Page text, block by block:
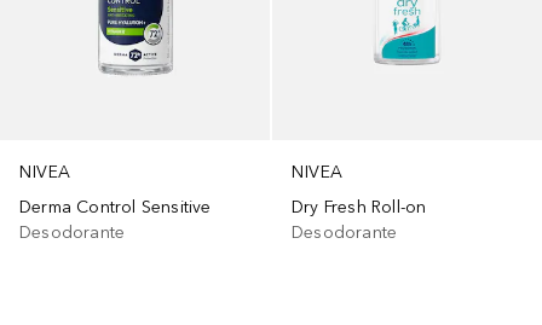
NIVEA
Derma Control Sensitive
Desodorante
NIVEA
Dry Fresh Roll-on
Desodorante